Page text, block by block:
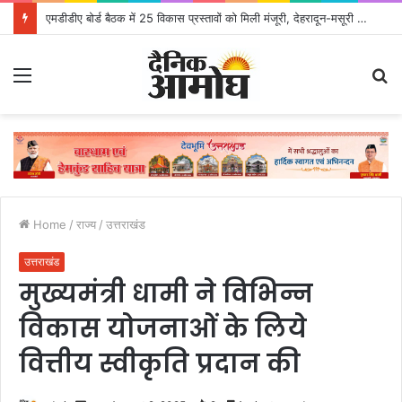
एमडीडीए बोर्ड बैठक में 25 विकास प्रस्तावों को मिली मंजूरी, देहरादून-मसूरी के नियोजित विकास को मिलेगी रफ्तार
Home / राज्य / उत्तराखंड
उत्तराखंड
मुख्यमंत्री धामी ने विभिन्न
विकास योजनाओं के लिये
वित्तीय स्वीकृति प्रदान की